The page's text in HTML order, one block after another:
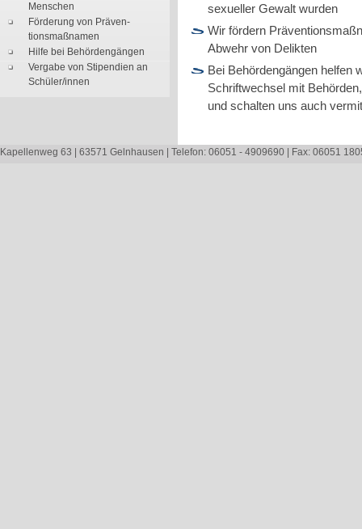
Menschen
Förderung von Präven-
tionsmaßnamen
Hilfe bei Behördengängen
Vergabe von Stipendien an
Schüler/innen
sexueller Gewalt wurden
Wir fördern
Abwehr von Delikten
Bei Behördengängen helfen
Schriftwechsel mit
und schalten uns auch
Kapellenweg 63 | 63571 Gelnhausen | Telefon: 06051 - 4909690 | Fax: 06051